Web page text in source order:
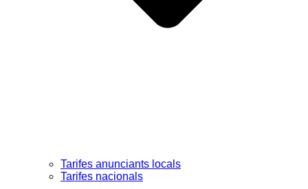
Tarifes anunciants locals
Tarifes nacionals